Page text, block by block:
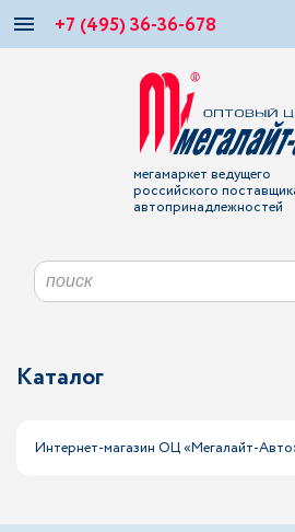
+7 (495) 36-36-678
мегамаркет ведущего
российского
автопринадлежностей
Каталог
Интернет-магазин ОЦ «Мегалайт-